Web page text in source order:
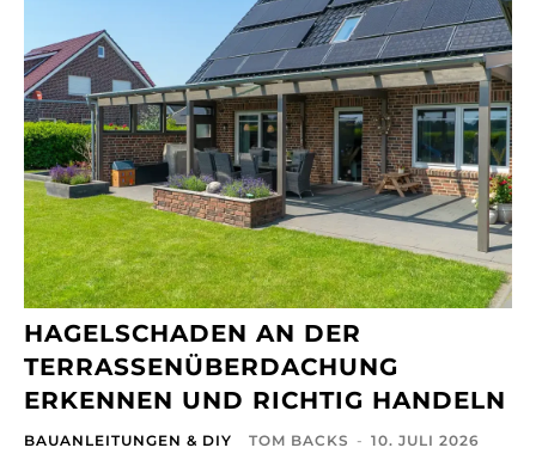
HAGELSCHADEN AN DER
TERRASSENÜBERDACHUNG
ERKENNEN UND RICHTIG HANDELN
BAUANLEITUNGEN & DIY TOM BACKS - 10. JULI 2026